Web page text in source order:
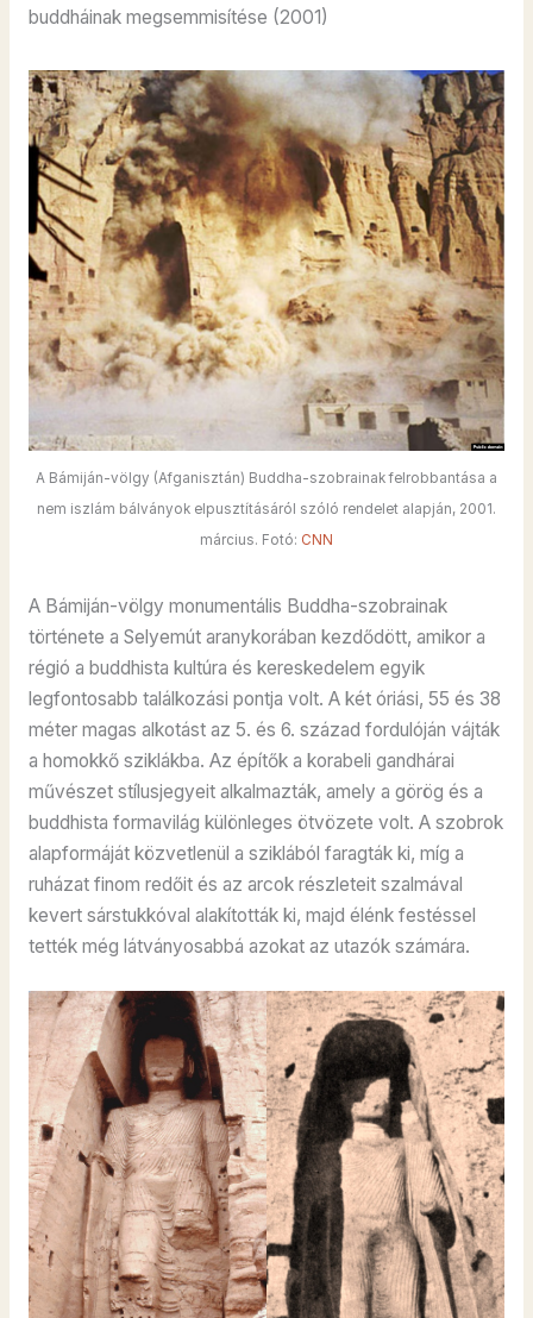
buddháinak megsemmisítése (2001)
A Bámiján-völgy (Afganisztán) Buddha-szobrainak felrobbantása a
nem iszlám bálványok elpusztításáról szóló rendelet alapján, 2001.
március. Fotó: CNN
A Bámiján-völgy monumentális Buddha-szobrainak
története a Selyemút aranykorában kezdődött, amikor a
régió a buddhista kultúra és kereskedelem egyik
legfontosabb találkozási pontja volt. A két óriási, 55 és 38
méter magas alkotást az 5. és 6. század fordulóján vájták
a homokkő sziklákba. Az építők a korabeli gandhárai
művészet stílusjegyeit alkalmazták, amely a görög és a
buddhista formavilág különleges ötvözete volt. A szobrok
alapformáját közvetlenül a sziklából faragták ki, míg a
ruházat finom redőit és az arcok részleteit szalmával
kevert sárstukkóval alakították ki, majd élénk festéssel
tették még látványosabbá azokat az utazók számára.